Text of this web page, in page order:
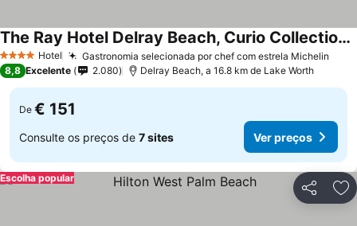
4 EstrelasHotel Gastronomia selecionada por chef com estrela Michelin
The Ray Hotel Delray Beach, Curio Collection By Hilton
Ver preços
8,8 Excelente 2.080 Delray Beach, a 16.8 km de Lake Worth
De € 151
Consulte os preços de 7 sites Ver preços
Partilhar
Escolha popular